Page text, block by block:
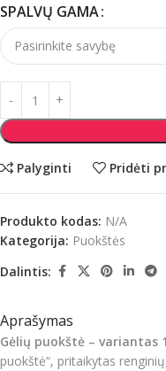
SPALVŲ GAMA
Palyginti Pridėti
Produkto kodas: N/A
Kategorija: Puokštės
Dalintis:
Aprašymas
Gėlių puokštė – variantas 1
puokštė“, pritaikytas